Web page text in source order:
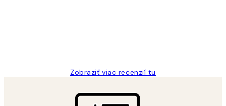
Zobraziť viac recenzií tu